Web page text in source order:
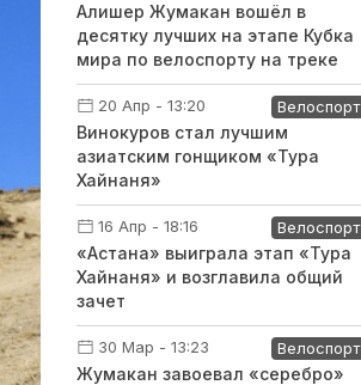
Алишер Жумакан вошёл в
десятку лучших на этапе Кубка
мира по велоспорту на треке
20 Апр - 13:20 Велоспорт
Винокуров стал лучшим
азиатским гонщиком «Тура
Хайнаня»
16 Апр - 18:16 Велоспорт
«Астана» выиграла этап «Тура
Хайнаня» и возглавила общий
зачет
30 Мар - 13:23 Велоспорт
Жумакан завоевал «серебро»